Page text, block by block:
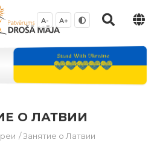
A- A+
О ЛАТВИИ
/Занятие о Латвии